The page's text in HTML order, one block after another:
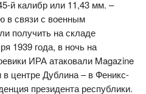
й калибр или 11,43 мм. –
в связи с военным
получить на складе
1939 года, в ночь на
ИРА атаковали Magazine
центре Дублина – в Феникс-
президента республики.